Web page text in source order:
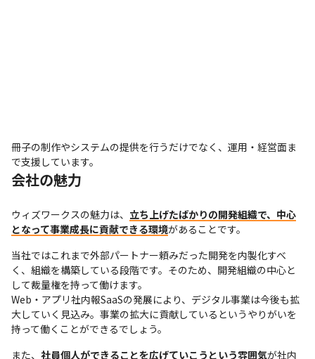
冊子の制作やシステムの提供を行うだけでなく、運用・経営面ま
で支援しています。
会社の魅力
ウィズワークスの魅力は、 立ち上げたばかりの開発組織で、中心
となって事業成長に貢献できる環境があることです。
当社ではこれまで外部パートナー頼みだった開発を内製化すべ
く、組織を構築している段階です。そのため、開発組織の中心と
して裁量権を持って働けます。
Web・アプリ社内報SaaSの発展により、デジタル事業は今後も拡
大していく見込み。事業の拡大に貢献しているというやりがいを
持って働くことができるでしょう。
また、 社員個人ができることを広げていこうという雰囲気が社内